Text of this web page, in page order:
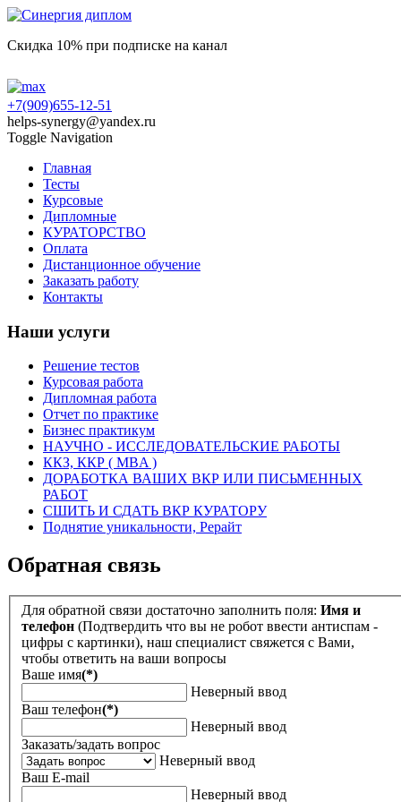
Скидка 10% при подписке на канал
+7(909)655-12-51
helps-synergy@yandex.ru
Toggle Navigation
Главная
Тесты
Курсовые
Дипломные
КУРАТОРСТВО
Оплата
Дистанционное обучение
Заказать работу
Контакты
Наши услуги
Решение тестов
Курсовая работа
Дипломная работа
Отчет по практике
Бизнес практикум
НАУЧНО - ИССЛЕДОВАТЕЛЬСКИЕ РАБОТЫ
ККЗ, ККР ( MBA )
ДОРАБОТКА ВАШИХ ВКР ИЛИ ПИСЬМЕННЫХ
РАБОТ
СШИТЬ И СДАТЬ ВКР КУРАТОРУ
Поднятие уникальности, Рерайт
Обратная связь
Для обратной связи достаточно заполнить поля: Имя и
телефон (Подтвердить что вы не робот ввести антиспам -
цифры с картинки), наш специалист свяжется с Вами,
чтобы ответить на ваши вопросы
Ваше имя(*)
Неверный ввод
Ваш телефон(*)
Неверный ввод
Заказать/задать вопрос
Неверный ввод
Ваш E-mail
Неверный ввод